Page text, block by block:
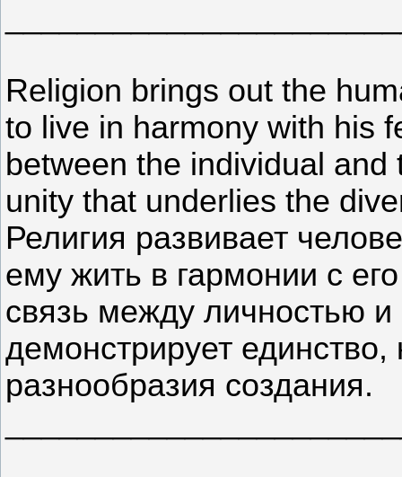
Religion brings out the
to live in harmony with his
between the individual
unity that underlies the
Религия развивает
ему жить в гармонии с
связь между личностью
демонстрирует
разнообразия создания.